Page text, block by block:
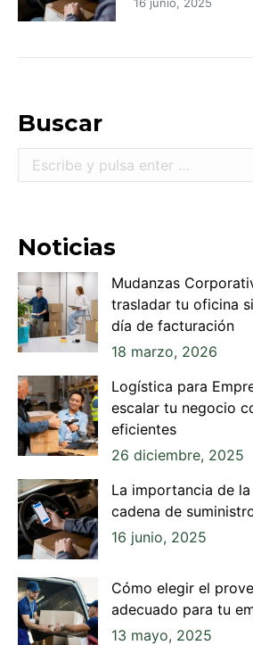
Buscar
Buscar:
Noticias
Mudanzas
trasladar tu oficina
día de facturación
18 marzo, 2026
Logística para
escalar tu negocio
eficientes
26 diciembre, 2025
La importancia de
cadena de
16 junio, 2025
Cómo elegir el
adecuado para tu
13 mayo, 2025